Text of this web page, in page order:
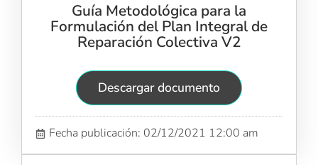
Guía Metodológica para la
Formulación del Plan Integral de
Reparación Colectiva V2
Descargar documento
Fecha publicación: 02/12/2021 12:00 am